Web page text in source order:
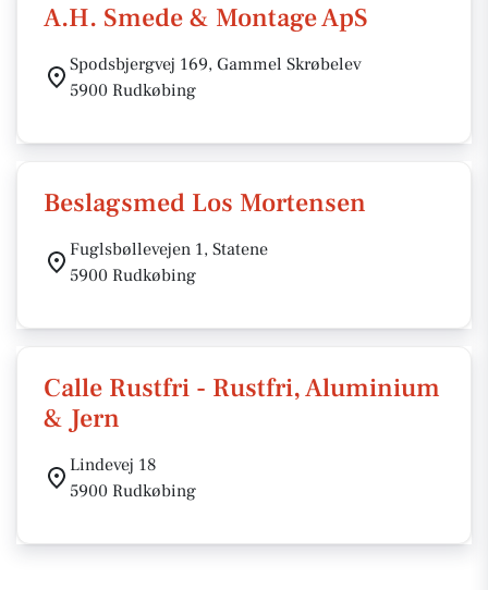
A.H. Smede & Montage ApS
Spodsbjergvej 169, Gammel Skrøbelev
5900 Rudkøbing
Beslagsmed Los Mortensen
Fuglsbøllevejen 1, Statene
5900 Rudkøbing
Calle Rustfri - Rustfri, Aluminium
& Jern
Lindevej 18
5900 Rudkøbing